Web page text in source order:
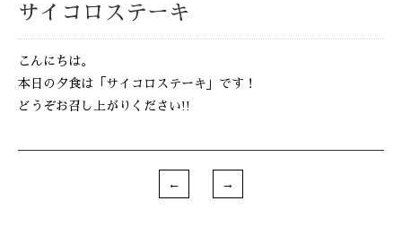
サイコロステーキ
こんにちは。
本日の夕食は「サイコロステーキ」です！
どうぞお召し上がりください!!